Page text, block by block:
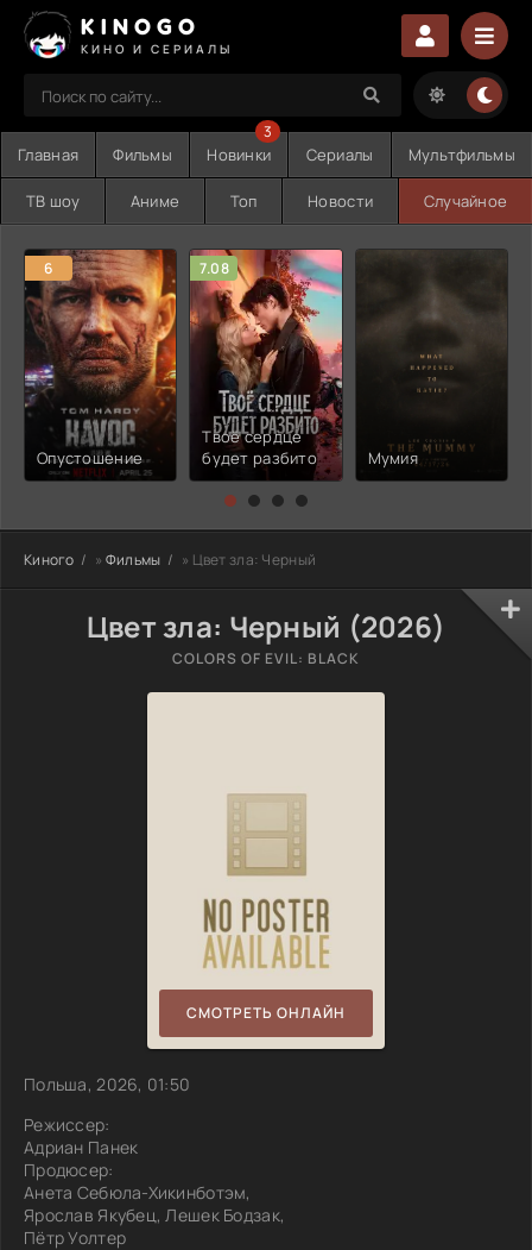
KINOGO
КИНО И СЕРИАЛЫ
Главная Фильмы Новинки
3
Сериалы Мультфильмы
ТВ шоу Аниме Топ Новости Случайное
6
Опустошение
7.08
Твоё сердце
будет разбито
Мумия
Киного » Фильмы » Цвет зла: Черный
Цвет зла: Черный (2026)
COLORS OF EVIL: BLACK
СМОТРЕТЬ ОНЛАЙН
Польша, 2026, 01:50
Режиссер:
Адриан Панек
Продюсер:
Анета Себюла-Хикинботэм,
Ярослав Якубец, Лешек Бодзак,
Пётр Уолтер